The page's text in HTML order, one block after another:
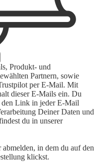
Produkt- und
Partnern, sowie
per E-Mail. Mit
dieser E-Mails ein. Du
Link in jeder E-Mail
Deiner Daten und
du in unserer
in dem du auf den
klickst.